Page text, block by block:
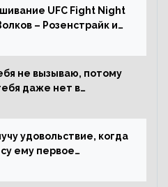
UFC Fight Night
– Розенстрайк и
не вызываю, потому
даже нет в
сообщает Стерлинг
Сехудо
удовольствие, когда
ему первое
про бой с Евлоевым